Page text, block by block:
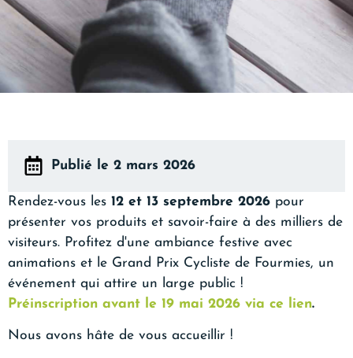
Publié le 2 mars 2026
Rendez-vous les 12 et 13 septembre 2026 pour
présenter vos produits et savoir-faire à des milliers de
visiteurs. Profitez d'une ambiance festive avec
animations et le Grand Prix Cycliste de Fourmies, un
événement qui attire un large public !
Préinscription avant le 19 mai 2026 via ce lien.
Nous avons hâte de vous accueillir !